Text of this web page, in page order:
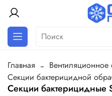
Главная
Секции бактерицидной
Секции бактерицидные